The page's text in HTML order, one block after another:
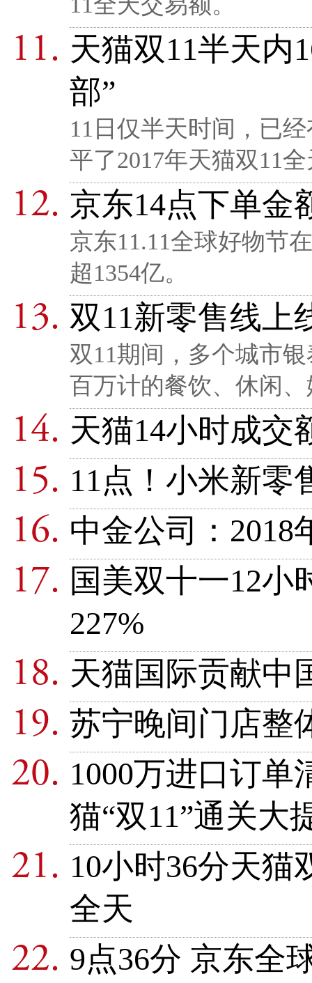
天猫双11半天内
部”
11日仅半天时间，已
平了2017年天猫双11
京东14点下单金
京东11.11全球好物节
超1354亿。
双11新零售线上
双11期间，多个城市
百万计的餐饮、休闲
天猫14小时成交
11点！小米新零
中金公司：2018
国美双十一12小
227%
天猫国际贡献中
苏宁晚间门店整
1000万进口订单
猫“双11”通关大
10小时36分天猫
全天
9点36分 京东全